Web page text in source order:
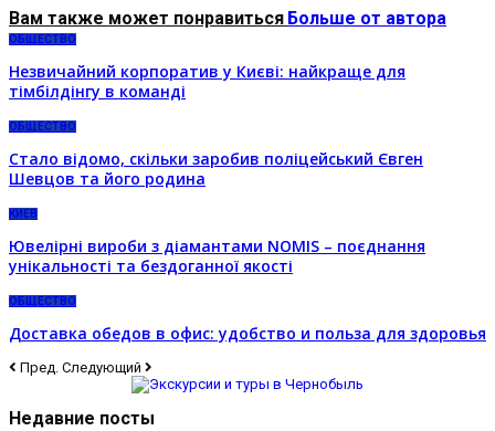
Вам также может понравиться Больше от автора
ОБЩЕСТВО
Незвичайний корпоратив у Києві: найкраще для
тімбілдінгу в команді
ОБЩЕСТВО
Стало відомо, скільки заробив поліцейський Євген
Шевцов та його родина
КИЕВ
Ювелірні вироби з діамантами NOMIS – поєднання
унікальності та бездоганної якості
ОБЩЕСТВО
Доставка обедов в офис: удобство и польза для здоровья
Пред. Следующий
Недавние посты